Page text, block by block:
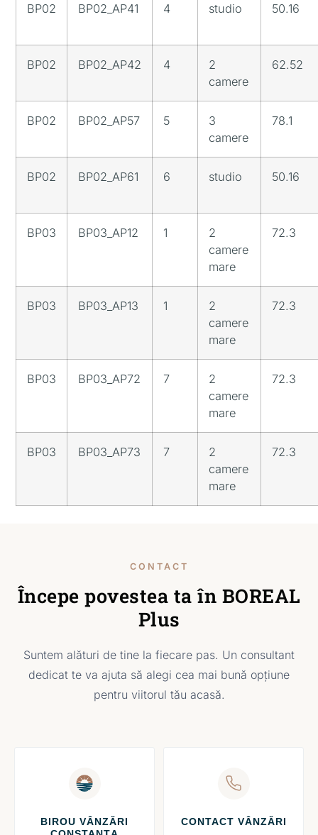
BP02 BP02_AP41 4 studio 50.16
BP02 BP02_AP42 4
2
camere
62.52
BP02 BP02_AP57 5
3
camere
78.1
BP02 BP02_AP61 6 studio 50.16
BP03 BP03_AP12 1
2
camere
mare
72.3
BP03 BP03_AP13 1
2
camere
mare
72.3
BP03 BP03_AP72 7
2
camere
mare
72.3
BP03 BP03_AP73 7
2
camere
mare
72.3
CONTACT
Începe povestea ta în BOREAL
Plus
Suntem alături de tine la fiecare pas. Un consultant
dedicat te va ajuta să alegi cea mai bună opțiune
pentru viitorul tău acasă.
BIROU VÂNZĂRI
CONTACT VÂNZĂRI